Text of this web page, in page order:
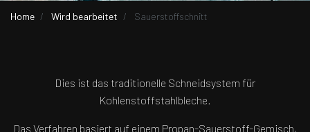
Home Wird bearbeitet Sauerstoffschnitt
Dies ist das traditionelle Schneidsystem für
Kohlenstoffstahlbleche.
Das Verfahren basiert auf einem Propan-Sauerstoff-Gemisch,